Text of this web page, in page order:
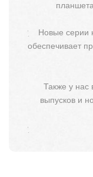
Новые серии
обеспечивает
Также у нас
выпусков и